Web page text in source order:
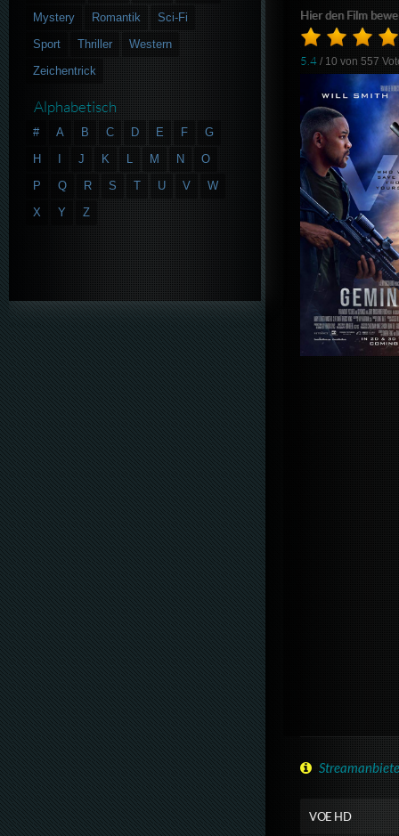
Hier den Film
5.4 / 10 von557
VOE HD
Mystery
Romantik
Sci-Fi
Sport
Thriller
Western
Zeichentrick
Alphabetisch
# A B C D E F
G
H
J K L M N
O
P
Q R S T U V
W
X
Y Z